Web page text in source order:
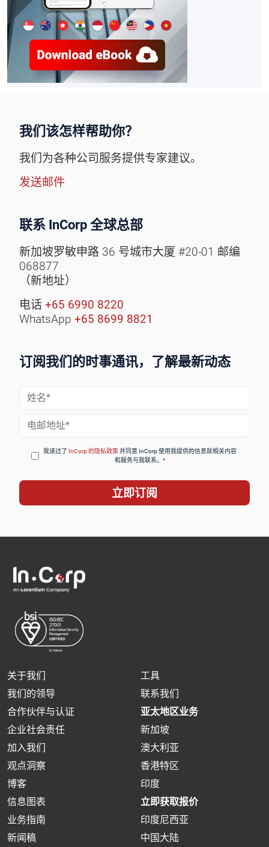
我们该怎样帮助你？
我们为各种公司服务提供专家建议。
发送邮件
联系 InCorp 全球总部
新加坡罗敏申路 36 号城市大厦 #20-01 邮编
068877
（新地址）
电话 +65 6990 8220
WhatsApp +65 8699 8821
订阅我们的时事通讯，了解最新动态
邮
件
*
我读过了InCorp 的隐私政策并同意 InCorp 使用我提供的信息就相关内容
和服务与我联系。*
关于我们
我们的领导
合作伙伴与认证
企业社会责任
加入我们
观点洞察
博客
信息图表
业务指南
新闻稿
工具
联系我们
亚太地区业务
新加坡
澳大利亚
香港特区
印度
立即获取报价
印度尼西亚
中国大陆